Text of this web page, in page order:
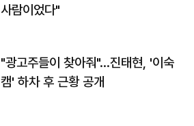
사람이었다"
"광고주들이 찾아줘"…진태현, '이숙
캠' 하차 후 근황 공개